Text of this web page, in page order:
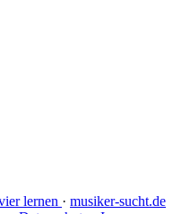
lernen · musiker-sucht.de